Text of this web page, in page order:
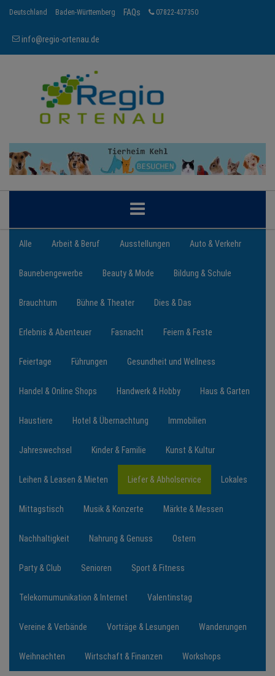
Deutschland Baden-Württemberg FAQs 07822-437350
info@regio-ortenau.de
ORTENAU
BRANCHEN
NEWS
TERMINE
ANGEBOTE
JOBS
Alle Arbeit & Beruf Ausstellungen Auto & Verkehr
Baunebengewerbe Beauty & Mode Bildung & Schule
Brauchtum Bühne & Theater Dies & Das
Erlebnis & Abenteuer Fasnacht Feiern & Feste
Feiertage Führungen Gesundheit und Wellness
Handel & Online Shops Handwerk & Hobby Haus & Garten
Haustiere Hotel & Übernachtung Immobilien
Jahreswechsel Kinder & Familie Kunst & Kultur
Leihen & Leasen & Mieten Liefer & Abholservice Lokales
Mittagstisch Musik & Konzerte Märkte & Messen
Nachhaltigkeit Nahrung & Genuss Ostern
Party & Club Senioren Sport & Fitness
Telekomumunikation & Internet Valentinstag
Vereine & Verbände Vorträge & Lesungen Wanderungen
Weihnachten Wirtschaft & Finanzen Workshops